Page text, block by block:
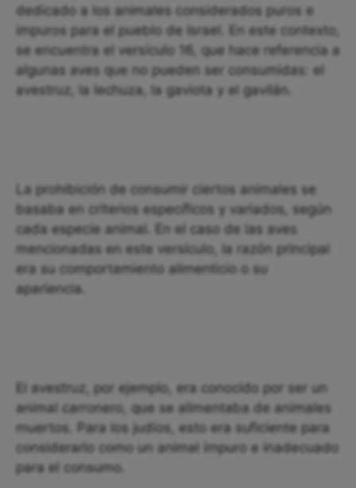
dedicado a los animales considerados puros e
impuros para el pueblo de Israel. En este contexto,
se encuentra el versículo 16, que hace referencia a
algunas aves que no pueden ser consumidas: el
avestruz, la lechuza, la gaviota y el gavilán.
La prohibición de consumir ciertos animales se
basaba en criterios específicos y variados, según
cada especie animal. En el caso de las aves
mencionadas en este versículo, la razón principal
era su comportamiento alimenticio o su
apariencia.
El avestruz, por ejemplo, era conocido por ser un
animal carronero, que se alimentaba de animales
muertos. Para los judíos, esto era suficiente para
considerarlo como un animal impuro e inadecuado
para el consumo.